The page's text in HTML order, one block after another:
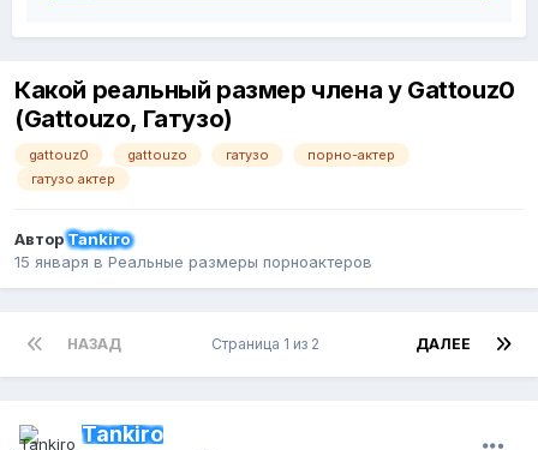
Какой реальный размер члена у Gattouz0
(Gattouzo, Гатузо)
gattouz0 gattouzo гатузо
порно-актер
гатузо актер
АвторTankiro
15 января в Реальные размеры порноактеров
НАЗАД ДАЛЕЕ
Страница 1 из 2
Tankiro